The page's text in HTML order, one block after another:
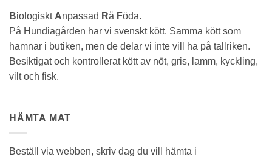
Biologiskt Anpassad Rå Föda.
På Hundiagården har vi svenskt kött. Samma kött som
hamnar i butiken, men de delar vi inte vill ha på tallriken.
Besiktigat och kontrollerat kött av nöt, gris, lamm, kyckling,
vilt och fisk.
HÄMTA MAT
Beställ via webben, skriv dag du vill hämta i